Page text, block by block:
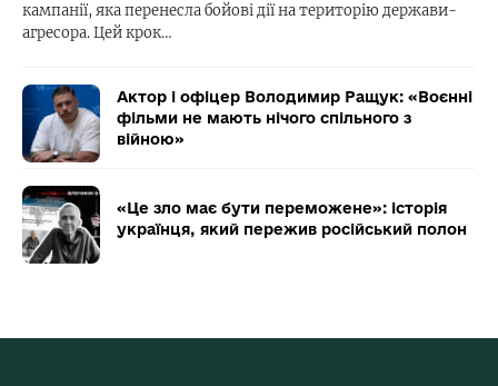
кампанії, яка перенесла бойові дії на територію держави-
агресора. Цей крок…
Актор і офіцер Володимир Ращук: «Воєнні
фільми не мають нічого спільного з
війною»
«Це зло має бути переможене»: історія
українця, який пережив російський полон